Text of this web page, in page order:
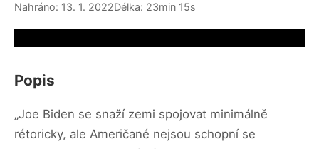
Nahráno: 13. 1. 2022Délka: 23min 15s
Popis
„Joe Biden se snaží zemi spojovat minimálně
rétoricky, ale Američané nejsou schopní se